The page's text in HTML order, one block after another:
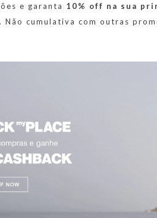
e garanta 10% off na sua
cumulativa com outras